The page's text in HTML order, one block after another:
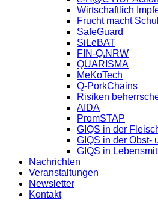
Wirtschaftlich
Frucht macht
SafeGuard
SiLeBAT
FIN-Q.NRW
QUARISMA
MeKoTech
Q-PorkChains
Risiken
AIDA
PromSTAP
GIQS in der
GIQS in der Obst-
GIQS in
Nachrichten
Veranstaltungen
Newsletter
Kontakt